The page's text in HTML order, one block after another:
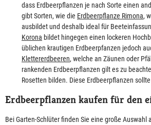
dass Erdbeerpflanzen je nach Sorte einen
gibt Sorten, wie die Erdbeerpflanze Rimona,
ausbildet und deshalb ideal für
Korona bildet hingegen einen lockeren
üblichen krautigen Erdbeerpfanzen jedoch
Klettererdbeeren, welche an Zäunen oder
rankenden Erdbeerpflanzen gilt es zu
Rosetten bilden. Diese Erdbeerpflanzen
Erdbeerpflanzen kaufen für den
Bei Garten-Schlüter finden Sie eine große Auswahl